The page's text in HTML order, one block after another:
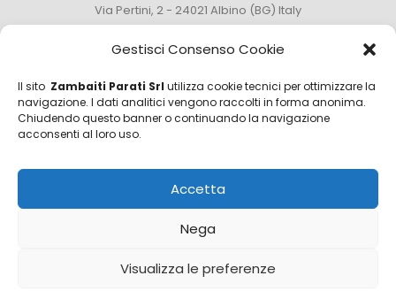
Gestisci Consenso Cookie
Il sito Zambaiti Parati Srl utilizza cookie tecnici per ottimizzare la
navigazione. I dati analitici vengono raccolti in forma anonima.
Chiudendo questo banner o continuando la navigazione
acconsenti al loro uso.
Accetta
Nega
Visualizza le preferenze
Via Pertini, 2 - 24021 Albino (BG) Italy
Ufficio Acquisti
purchase@zambaitiparati.com
info@zambaitiparati.com